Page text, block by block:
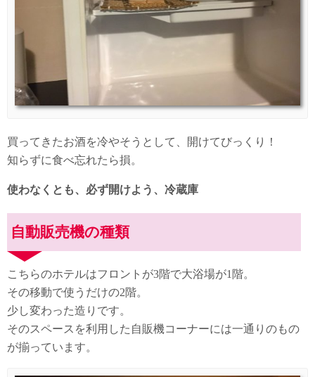
買ってきたお酒を冷やそうとして、開けてびっくり！
知らずに食べ忘れたら損。
使わなくとも、必ず開けよう、冷蔵庫
自動販売機の種類
こちらのホテルはフロントが3階で大浴場が1階。
その移動で使うだけの2階。
少し変わった造りです。
そのスペースを利用した自販機コーナーには一通りのもの
が揃っています。